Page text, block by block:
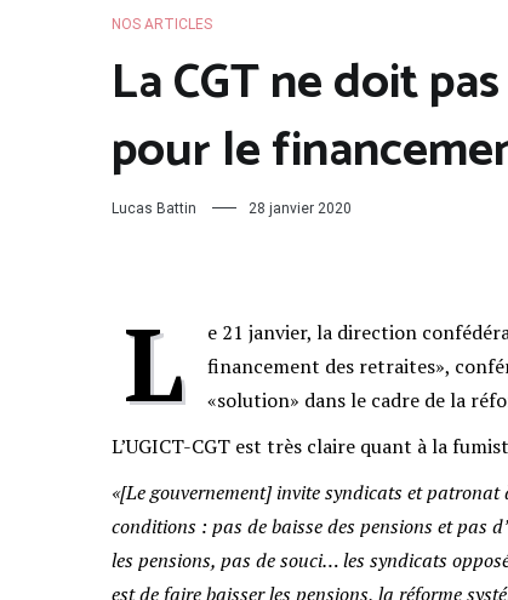
NOS ARTICLES
La CGT ne doit
pour le
Lucas Battin 28 janvier 2020
L
e 21 janvier, la direction
financement des retraites»,
«solution» dans le cadre de la
L’UGICT-CGT est très claire quant à la
«[Le gouvernement] invite syndicats et
conditions : pas de baisse des pensions et pas
les pensions, pas de souci… les syndicats
est de faire baisser les pensions, la réforme